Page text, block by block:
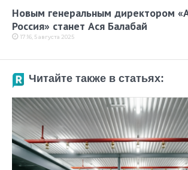
Новым генеральным директором
Россия» станет Ася Балабай
17:16, 5 августа 2025
Читайте также в статьях: